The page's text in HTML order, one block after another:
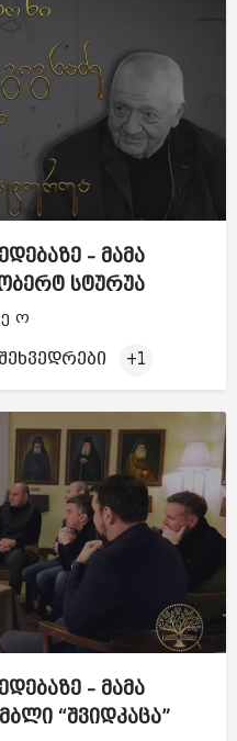
– მამა
სტურუა
ო
+1
– მამა
“შვიდკაცა”